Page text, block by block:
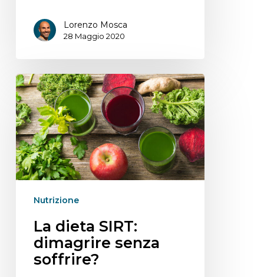
Lorenzo Mosca
28 Maggio 2020
Nutrizione
La dieta SIRT:
dimagrire senza
soffrire?